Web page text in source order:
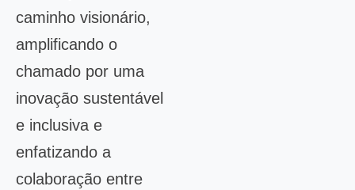
caminho visionário,
amplificando o
chamado por uma
inovação sustentável
e inclusiva e
enfatizando a
colaboração entre